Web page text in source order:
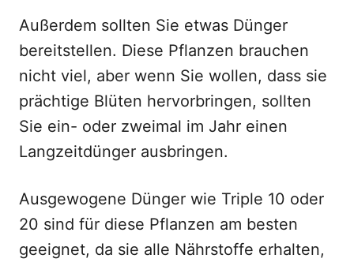
Außerdem sollten Sie etwas Dünger
bereitstellen. Diese Pflanzen brauchen
nicht viel, aber wenn Sie wollen, dass sie
prächtige Blüten hervorbringen, sollten
Sie ein- oder zweimal im Jahr einen
Langzeitdünger ausbringen.
Ausgewogene Dünger wie Triple 10 oder
20 sind für diese Pflanzen am besten
geeignet, da sie alle Nährstoffe erhalten,